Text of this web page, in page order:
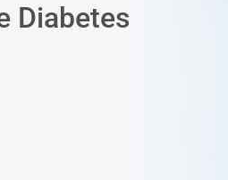
Diabetes